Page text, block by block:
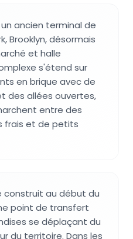
ancien terminal de
Brooklyn, désormais
et halle
s'étend sur
en brique avec de
des allées ouvertes,
entre des
frais et de petits
construit au début du
point de transfert
se déplaçant du
du territoire. Dans les